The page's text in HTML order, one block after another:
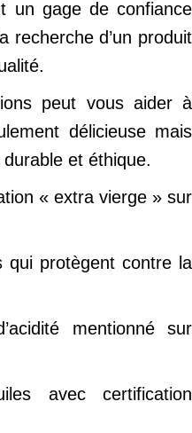
un gage de confiance
recherche d’un produit
peut vous aider à
délicieuse mais
et éthique.
« extra vierge » sur
qui protègent contre la
mentionné sur
avec certification